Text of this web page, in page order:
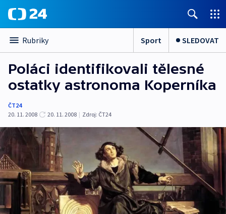
Rubriky Sport SLEDOVAT
Poláci identifikovali tělesné
ostatky astronoma Koperníka
ČT24
20. 11. 2008
20. 11. 2008 | Zdroj: ČT24